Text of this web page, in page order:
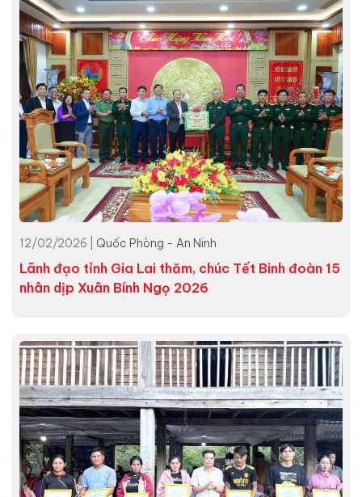
12/02/2026 | Quốc Phòng - An Ninh
Lãnh đạo tỉnh Gia Lai thăm, chúc Tết Binh đoàn 15
nhân dịp Xuân Bính Ngọ 2026